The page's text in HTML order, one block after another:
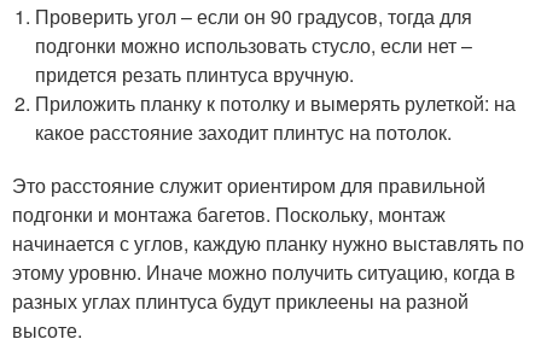
Проверить угол – если он 90 градусов, тогда для
подгонки можно использовать стусло, если нет –
придется резать плинтуса вручную.
Приложить планку к потолку и вымерять рулеткой: на
какое расстояние заходит плинтус на потолок.
Это расстояние служит ориентиром для правильной
подгонки и монтажа багетов. Поскольку, монтаж
начинается с углов, каждую планку нужно выставлять по
этому уровню. Иначе можно получить ситуацию, когда в
разных углах плинтуса будут приклеены на разной
высоте.